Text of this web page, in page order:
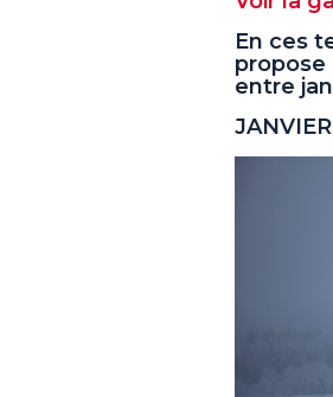
En ces
propose
entre
JANVIER